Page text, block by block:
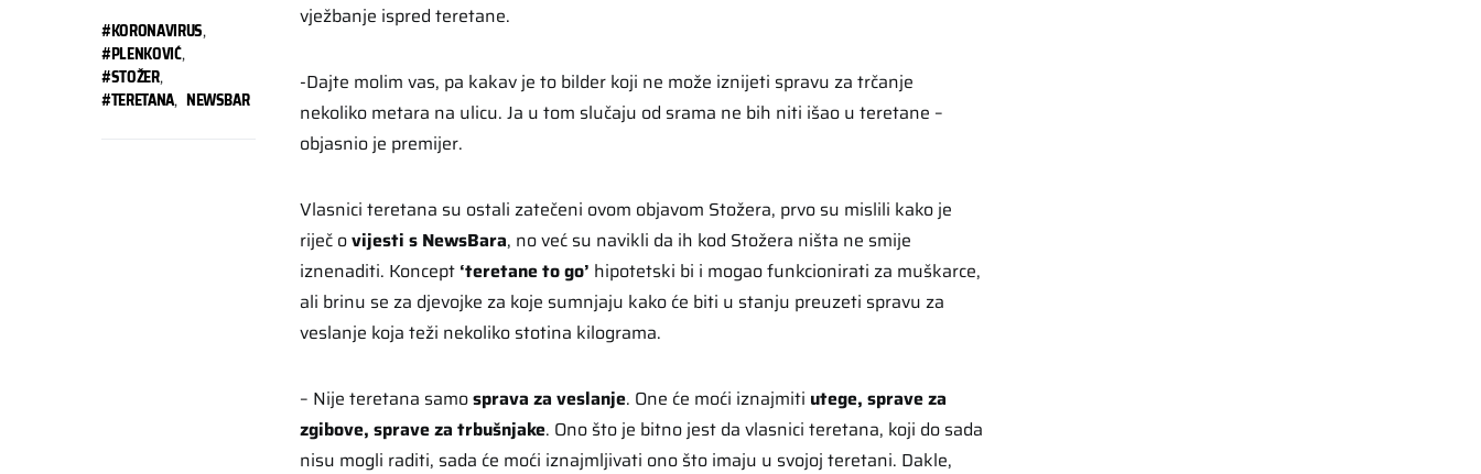
#KORONAVIRUS,
#PLENKOVIĆ,
#STOŽER,
#TERETANA, NEWSBAR
vježbanje ispred teretane.
-Dajte molim vas, pa kakav je to bilder koji ne može iznijeti spravu za trčanje
nekoliko metara na ulicu. Ja u tom slučaju od srama ne bih niti išao u teretane –
objasnio je premijer.
Vlasnici teretana su ostali zatečeni ovom objavom Stožera, prvo su mislili kako je
riječ ovijesti s NewsBara, no već su navikli da ih kod Stožera ništa ne smije
iznenaditi. Koncept ‘teretane to go’ hipotetski bi i mogao funkcionirati za muškarce,
ali brinu se za djevojke za koje sumnjaju kako će biti u stanju preuzeti spravu za
veslanje koja teži nekoliko stotina kilograma.
– Nije teretana samosprava za veslanje. One će moći iznajmiti utege, sprave za
zgibove, sprave za trbušnjake. Ono što je bitno jest da vlasnici teretana, koji do sada
nisu mogli raditi, sada će moći iznajmljivati ono što imaju u svojoj teretani. Dakle,